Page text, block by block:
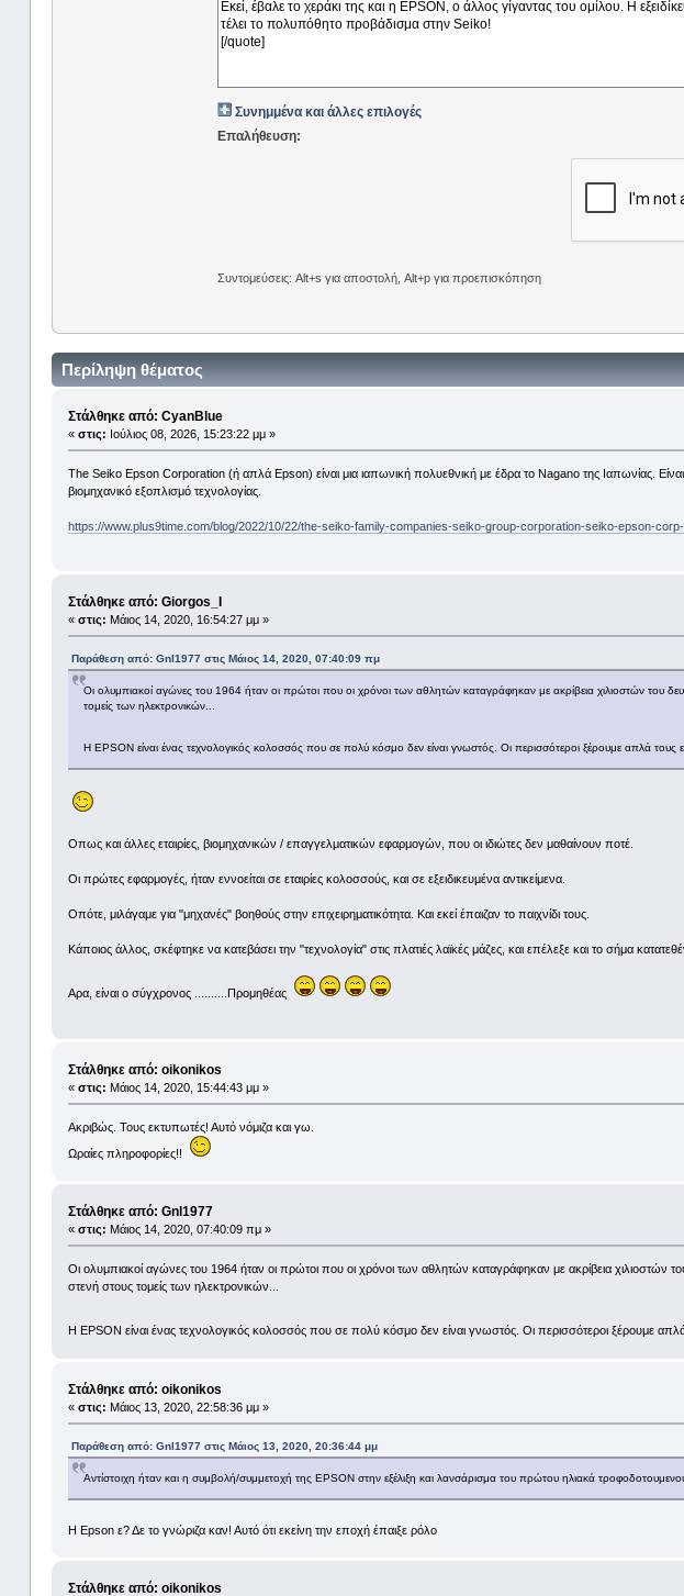
Συνημμένα και άλλες επιλογές
Επαλήθευση:
Συντομεύσεις: Alt+s για αποστολή, Alt+p για προεπισκόπηση
Περίληψη θέματος
Στάλθηκε από: CyanBlue
« στις: Ιούλιος 08, 2026, 15:23:22 μμ »
The Seiko Epson Corporation (ή απλά Epson) είναι μια ιαπωνική πολυεθνική με έδρα το Nagano της Ιαπωνίας.
βιομηχανικό εξοπλισμό τεχνολογίας.
https://www.plus9time.com/blog/2022/10/22/the-seiko-family-companies-seiko-group-corporation-seiko-epson-
Στάλθηκε από: Giorgos_I
« στις: Μάιος 14, 2020, 16:54:27 μμ »
Παράθεση από: Gnl1977 στις Μάιος 14, 2020, 07:40:09 πμ
Οι ολυμπιακοί αγώνες του 1964 ήταν οι πρώτοι που οι χρόνοι των αθλητών καταγράφηκαν με ακρίβεια χιλιοστών του
τομείς των ηλεκτρονικών...
Η EPSON είναι ένας τεχνολογικός κολοσσός που σε πολύ κόσμο δεν είναι γνωστός. Οι περισσότεροι ξέρουμε απλά τους
Οπως και άλλες εταιρίες, βιομηχανικών / επαγγελματικών εφαρμογών, που οι ιδιώτες δεν μαθαίνουν ποτέ.
Οι πρώτες εφαρμογές, ήταν εννοείται σε εταιρίες κολοσσούς, και σε εξειδικευμένα αντικείμενα.
Οπότε, μιλάγαμε για "μηχανές" βοηθούς στην επιχειρηματικότητα. Και εκεί έπαιζαν το παιχνίδι τους.
Κάποιος άλλος, σκέφτηκε να κατεβάσει την "τεχνολογία" στις πλατιές λαϊκές μάζες, και επέλεξε και το σήμα
Αρα, είναι ο σύγχρονος ..........Προμηθέας
Στάλθηκε από: oikonikos
« στις: Μάιος 14, 2020, 15:44:43 μμ »
Ακριβώς. Τους εκτυπωτές! Αυτό νόμιζα και γω.
Ωραίες πληροφορίες!!
Στάλθηκε από: Gnl1977
« στις: Μάιος 14, 2020, 07:40:09 πμ »
Οι ολυμπιακοί αγώνες του 1964 ήταν οι πρώτοι που οι χρόνοι των αθλητών καταγράφηκαν με ακρίβεια
στενή στους τομείς των ηλεκτρονικών...
Η EPSON είναι ένας τεχνολογικός κολοσσός που σε πολύ κόσμο δεν είναι γνωστός. Οι περισσότεροι ξέρουμε
Στάλθηκε από: oikonikos
« στις: Μάιος 13, 2020, 22:58:36 μμ »
Παράθεση από: Gnl1977 στις Μάιος 13, 2020, 20:36:44 μμ
Αντίστοιχη ήταν και η συμβολή/συμμετοχή της EPSON στην εξέλιξη και λανσάρισμα του πρώτου ηλιακά
Η Epson ε? Δε το γνώριζα καν! Αυτό ότι εκείνη την εποχή έπαιξε ρόλο
Στάλθηκε από: oikonikos